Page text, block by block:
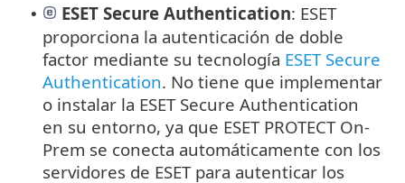
• ESET Secure Authentication: ESET
proporciona la autenticación de doble
factor mediante su tecnología ESET Secure
Authentication. No tiene que implementar
o instalar la ESET Secure Authentication
en su entorno, ya que ESET PROTECT On-
Prem se conecta automáticamente con los
servidores de ESET para autenticar los